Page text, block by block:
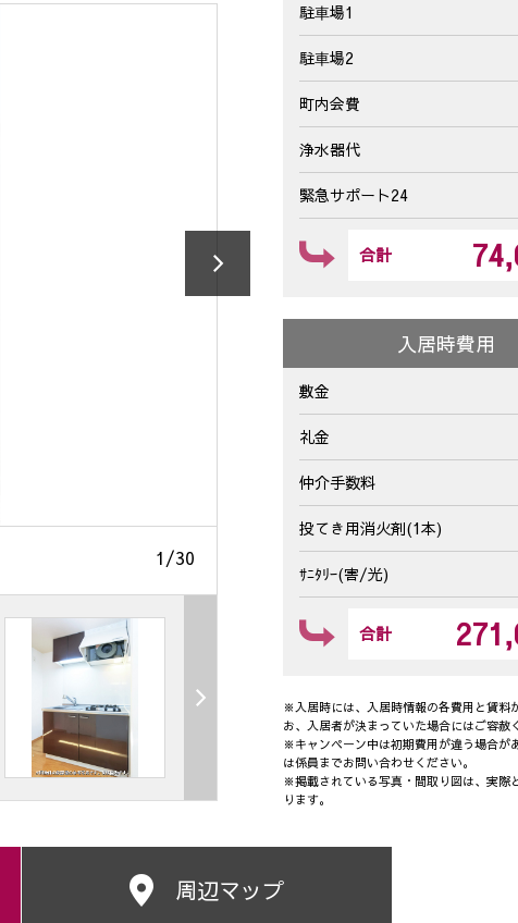
1/30 間取り
駐⾞場1
駐⾞場2
町内会費
浄水器代
緊急サポート24
合計
入居時費用
敷金
礼金
仲介手数料
投てき用消火剤(1本)
ｻﾆﾀﾘｰ(害/光)
合計
※入居時には、入居時情報の各費用と賃料
お、入居者が決まっていた場合にはご容赦
※キャンペーン中は初期費用が違う場合が
は係員までお問い合わせください。
※掲載されている写真・間取り図は、実際
ります。
周辺マップ